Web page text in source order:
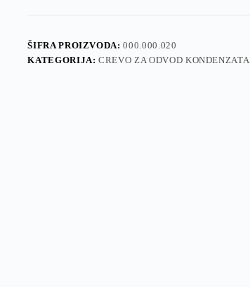
kotur
količina
ŠIFRA PROIZVODA:000.000.020
KATEGORIJA:CREVO ZA ODVOD KONDENZATA